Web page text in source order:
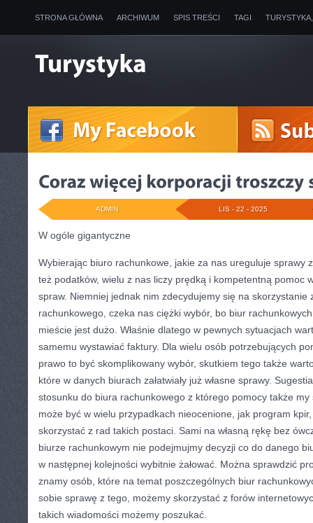
STRONA GŁÓWNA ARCHIWUM SPIS TREŚCI TAGI
LIS - 22 - 2025
ADMIN
W ogóle gigantyczne
Wybierając biuro rachunkowe, jakie za nas ureguluje sprawy
też podatków, wielu z nas liczy prędką i kompetentną pomoc
spraw. Niemniej jednak nim zdecydujemy się na skorzystanie
rachunkowego, czeka nas ciężki wybór, bo biur
mieście jest dużo. Właśnie dlatego w pewnych sytuacjach
samemu wystawiać faktury. Dla wielu osób potrzebujących
prawo to być skomplikowany wybór, skutkiem tego także
które w danych biurach załatwiały już własne sprawy.
stosunku do biura rachunkowego z którego pomocy także
może być w wielu przypadkach nieocenione, jak program
skorzystać z rad takich postaci. Sami na własną rękę bez
biurze rachunkowym nie podejmujmy decyzji co do danego
w następnej kolejności wybitnie żałować. Można sprawdzić
znamy osób, które na temat poszczególnych biur
sobie sprawę z tego, możemy skorzystać z forów
takich wiadomości możemy poszukać.